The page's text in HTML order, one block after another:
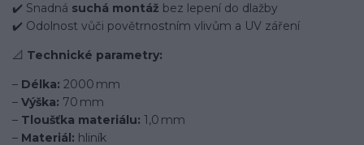
✔️ Snadná suchá montáž bez lepení do dlažby
✔️ Odolnost vůči povětrnostním vlivům a UV záření
📐 Technické parametry:
– Délka: 2000 mm
– Výška: 70 mm
– Tloušťka materiálu: 1,0 mm
– Materiál: hliník